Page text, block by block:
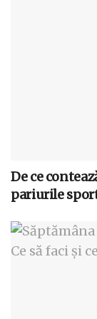
De ce
pariurile